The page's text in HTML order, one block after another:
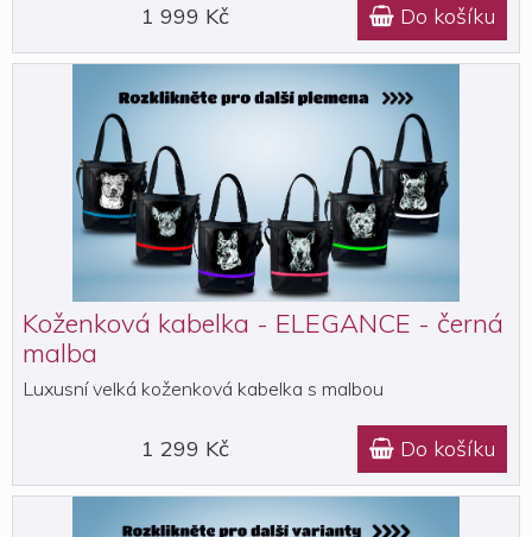
1 999 Kč  Do košíku
Koženková kabelka - ELEGANCE - černá
malba
Luxusní velká koženková kabelka s malbou
1 299 Kč  Do košíku